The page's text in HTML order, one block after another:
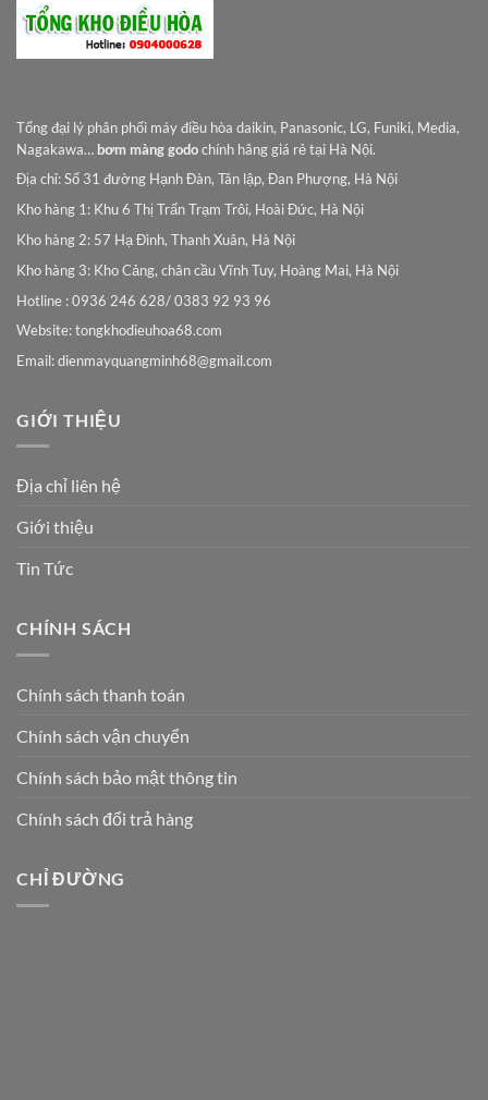
Tổng đại lý phân phối máy điều hòa daikin, Panasonic, LG, Funiki, Media,
Nagakawa… bơm màng godochính hãng giá rẻ tại Hà Nội.
Địa chỉ: Số 31 đường Hạnh Đàn, Tân lập, Đan Phượng, Hà Nội
Kho hàng 1: Khu 6 Thị Trấn Trạm Trôi, Hoài Đức, Hà Nội
Kho hàng 2: 57 Hạ Đình, Thanh Xuân, Hà Nội
Kho hàng 3: Kho Cảng, chân cầu Vĩnh Tuy, Hoàng Mai, Hà Nội
Hotline : 0936 246 628/ 0383 92 93 96
Website: tongkhodieuhoa68.com
Email:dienmayquangminh68@gmail.com
GIỚI THIỆU
Địa chỉ liên hệ
Giới thiệu
Tin Tức
CHÍNH SÁCH
Chính sách thanh toán
Chính sách vận chuyển
Chính sách bảo mật thông tin
Chính sách đổi trả hàng
CHỈ ĐƯỜNG